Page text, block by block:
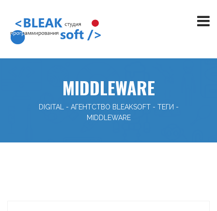
MIDDLEWARE
DIGITAL - АГЕНТСТВО BLEAKSOFT - ТЕГИ -
MIDDLEWARE